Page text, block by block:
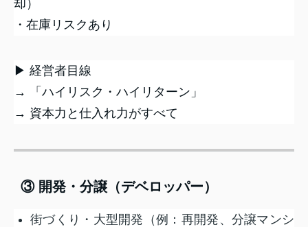
却）
・在庫リスクあり
▶ 経営者目線
→ 「ハイリスク・ハイリターン」
→ 資本力と仕入れ力がすべて
③ 開発・分譲（デベロッパー）
街づくり・大型開発（例：再開発、分譲マンシ